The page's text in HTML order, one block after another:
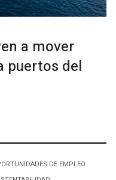
a mover
puertos del
DE EMPLEO